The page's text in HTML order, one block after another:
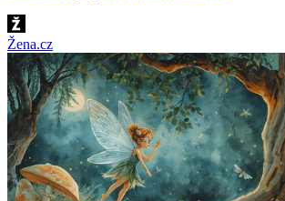
Žena.cz